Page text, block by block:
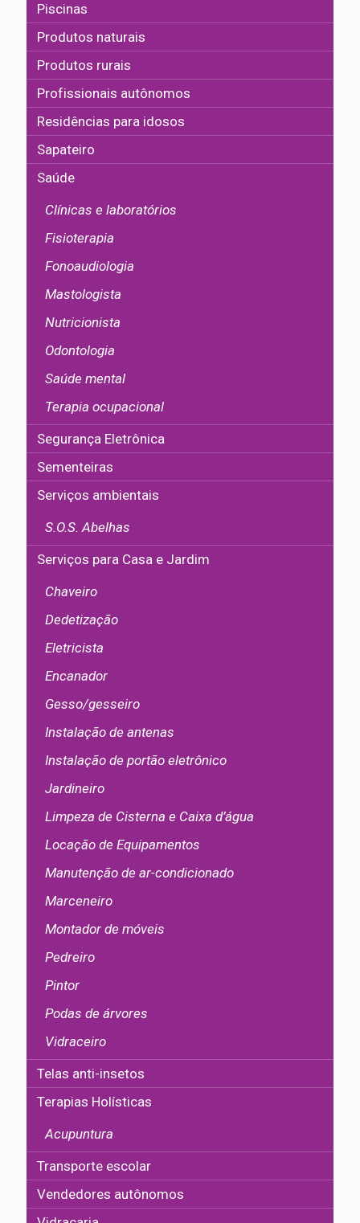
Piscinas
Produtos naturais
Produtos rurais
Profissionais autônomos
Residências para idosos
Sapateiro
Saúde
Clínicas e laboratórios
Fisioterapia
Fonoaudiologia
Mastologista
Nutricionista
Odontologia
Saúde mental
Terapia ocupacional
Segurança Eletrônica
Sementeiras
Serviços ambientais
S.O.S. Abelhas
Serviços para Casa e Jardim
Chaveiro
Dedetização
Eletricista
Encanador
Gesso/gesseiro
Instalação de antenas
Instalação de portão eletrônico
Jardineiro
Limpeza de Cisterna e Caixa d’água
Locação de Equipamentos
Manutenção de ar-condicionado
Marceneiro
Montador de móveis
Pedreiro
Pintor
Podas de árvores
Vidraceiro
Telas anti-insetos
Terapias Holísticas
Acupuntura
Transporte escolar
Vendedores autônomos